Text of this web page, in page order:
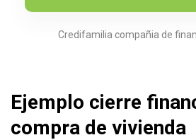
Credifamilia compañia de
Ejemplo cierre
compra de vivienda